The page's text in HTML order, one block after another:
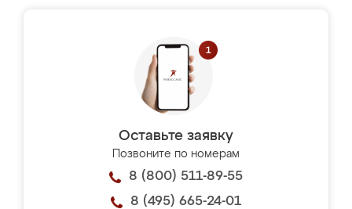
Оставьте заявку
Позвоните по номерам
8 (800) 511-89-55
8 (495) 665-24-01